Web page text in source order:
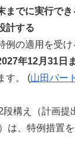
までに実行で
計する
例の適用を受
年12月31日
す。 (山田パー
段構え（計画提
は、特例措置